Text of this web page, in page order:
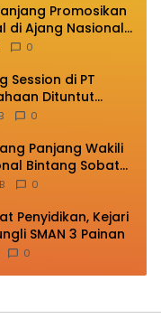
Promosikan
di Ajang Nasional
0
Session di PT
Dituntut
0
Panjang Wakili
Bintang Sobat
0
Penyidikan, Kejari
SMAN 3 Painan
0